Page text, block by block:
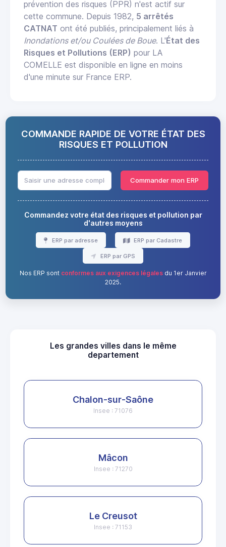
prévention des risques (PPR) n'est actif sur
cette commune. Depuis 1982, 5 arrêtés
CATNAT ont été publiés, principalement liés à
Inondations et/ou Coulées de Boue. L'État des
Risques et Pollutions (ERP) pour LA
COMELLE est disponible en ligne en moins
d'une minute sur France ERP.
COMMANDE RAPIDE DE VOTRE ÉTAT DES
RISQUES ET POLLUTION
Commander mon ERP
Commandez votre état des risques et pollution par
d'autres moyens
ERP par adresse ERP par Cadastre
ERP par GPS
Nos ERP sont conformes aux exigences légalesdu 1er Janvier
2025.
Les grandes villes dans le même
departement
Chalon-sur-Saône
Insee : 71076
Mâcon
Insee : 71270
Le Creusot
Insee : 71153